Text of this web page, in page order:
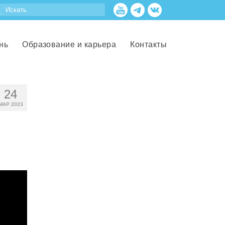
Образование и карьера Контакты
24
2023